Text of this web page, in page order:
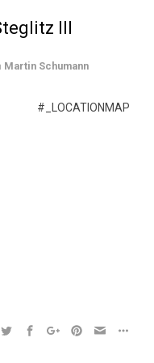
III
Martin Schumann
#_LOCATIONMAP